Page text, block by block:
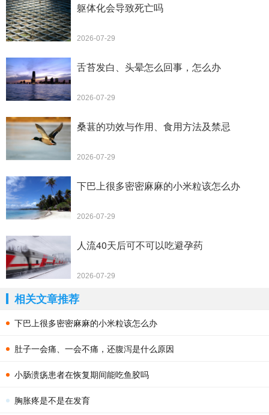
躯体化会导致死亡吗
2026-07-29
舌苔发白、头晕怎么回事，怎么办
2026-07-29
桑葚的功效与作用、食用方法及禁忌
2026-07-29
下巴上很多密密麻麻的小米粒该怎么办
2026-07-29
人流40天后可不可以吃避孕药
2026-07-29
相关文章推荐
下巴上很多密密麻麻的小米粒该怎么办
肚子一会痛、一会不痛，还腹泻是什么原因
小肠溃疡患者在恢复期间能吃鱼胶吗
胸胀疼是不是在发育